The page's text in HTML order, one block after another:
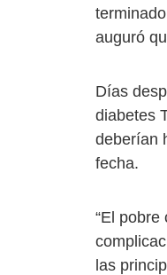
auguró
Días
diabetes
deberían
fecha.
“El
las